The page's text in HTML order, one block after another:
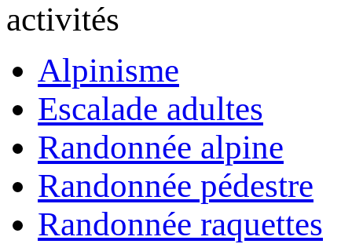
activités
Alpinisme
Escalade adultes
Randonnée alpine
Randonnée pédestre
Randonnée raquettes